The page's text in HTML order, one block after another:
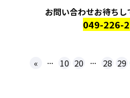
お問い合わせお待ち
049-226-
« ... 10 20 ... 28 29